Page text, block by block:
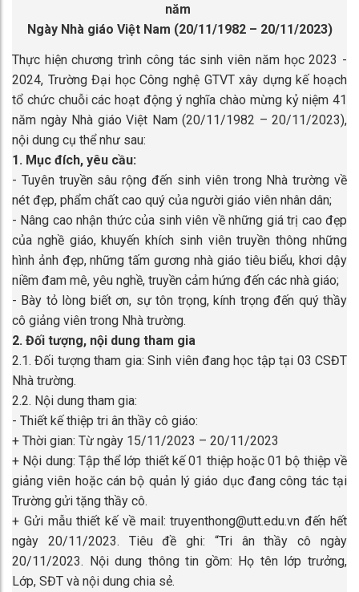
năm
Ngày Nhà giáo Việt Nam (20/11/1982 – 20/11/2023)
Thực hiện chương trình công tác sinh viên năm học 2023 -
2024, Trường Đại học Công nghệ GTVT xây dựng kế hoạch
tổ chức chuỗi các hoạt động ý nghĩa chào mừng kỷ niệm 41
năm ngày Nhà giáo Việt Nam (20/11/1982 – 20/11/2023),
nội dung cụ thể như sau:
1. Mục đích, yêu cầu:
- Tuyên truyền sâu rộng đến sinh viên trong Nhà trường về
nét đẹp, phẩm chất cao quý của người giáo viên nhân dân;
- Nâng cao nhận thức của sinh viên về những giá trị cao đẹp
của nghề giáo, khuyến khích sinh viên truyền thông những
hình ảnh đẹp, những tấm gương nhà giáo tiêu biểu, khơi dậy
niềm đam mê, yêu nghề, truyền cảm hứng đến các nhà giáo;
- Bày tỏ lòng biết ơn, sự tôn trọng, kính trọng đến quý thầy
cô giảng viên trong Nhà trường.
2. Đối tượng, nội dung tham gia
2.1. Đối tượng tham gia: Sinh viên đang học tập tại 03 CSĐT
Nhà trường.
2.2. Nội dung tham gia:
- Thiết kế thiệp tri ân thầy cô giáo:
+ Thời gian: Từ ngày 15/11/2023 – 20/11/2023
+ Nội dung: Tập thể lớp thiết kế 01 thiệp hoặc 01 bộ thiệp về
giảng viên hoặc cán bộ quản lý giáo dục đang công tác tại
Trường gửi tặng thầy cô.
+ Gửi mẫu thiết kế về mail: truyenthong@utt.edu.vn đến hết
ngày 20/11/2023. Tiêu đề ghi: “Tri ân thầy cô ngày
20/11/2023. Nội dung thông tin gồm: Họ tên lớp trưởng,
Lớp, SĐT và nội dung chia sẻ.